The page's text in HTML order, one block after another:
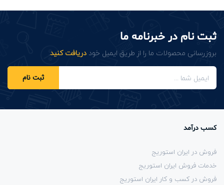
ثبت نام در خبرنامه ما
بروزرسانی محصولات ما را از طریق ایمیل خود دریافت کنید.
ثبت نام
کسب درآمد
فروش در ایران استوریج
خدمات فروش ایران استوریج
فروش در کسب و کار ایران استوریج